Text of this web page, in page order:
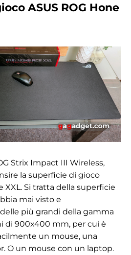
ASUS ROG Hone
Strix Impact III Wireless,
la superficie di gioco
XXL. Si tratta della superficie
mai visto e
più grandi della gamma
di 900x400 mm, per cui è
un mouse, una
O un mouse con un laptop.